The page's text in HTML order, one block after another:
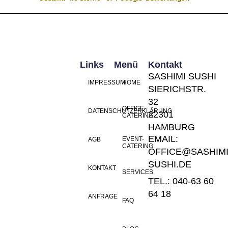
Menü
HOME
OFFICE-
CATERING
EVENT-
CATERING
SERVICES
FAQ
Links
IMPRESSUM
DATENSCHUTZERKLÄRUNG
AGB
KONTAKT
ANFRAGE
Kontakt
SASHIMI SUSHI
SIERICHSTR.
32
22301
HAMBURG
EMAIL:
SUSHI.DE
TEL.: 040-63 60
64 18